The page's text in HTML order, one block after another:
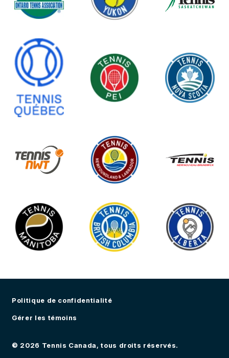
Politique de confidentialité
Gérer les témoins
© 2026 Tennis Canada, tous droits réservés.